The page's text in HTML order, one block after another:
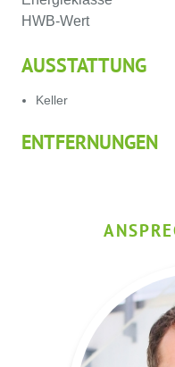
HWB-Wert
AUSSTATTUNG
Keller
ENTFERNUNGEN